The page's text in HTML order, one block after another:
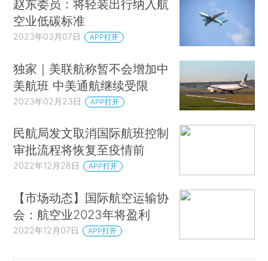
赵东委员：将轻装出行纳入航
空业低碳标准
2023年03月07日 APP打开
独家｜美联航称暂不会增加中
美航班 中美通航继续受限
2023年02月23日 APP打开
民航局发文取消国际航班控制
审批流程将恢复至疫情前
2022年12月28日 APP打开
【市场动态】国际航空运输协
会：航空业2023年将盈利
2022年12月07日 APP打开